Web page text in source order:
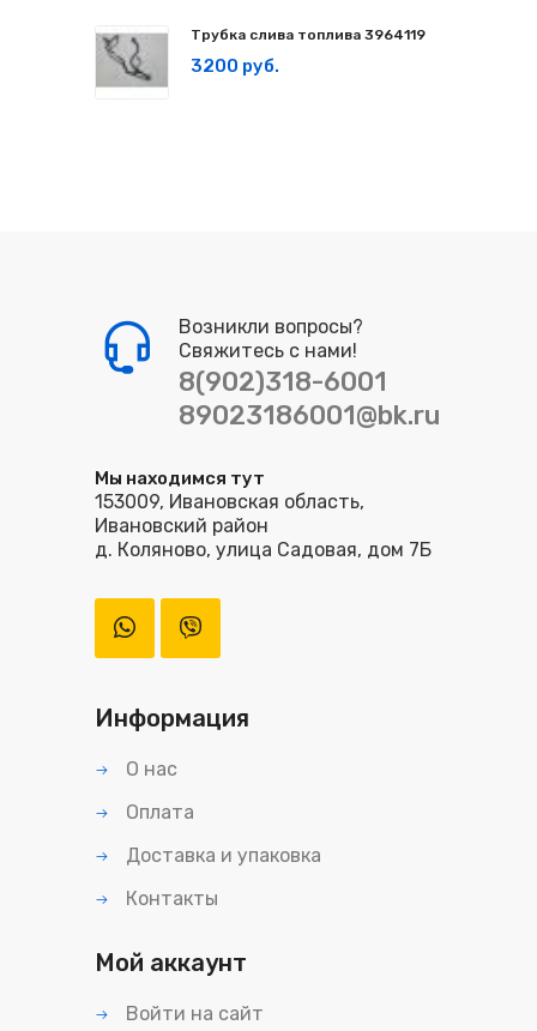
Трубка слива топлива 3964119
3200 руб.
Возникли вопросы?
Свяжитесь с нами!
8(902)318-6001
89023186001@bk.ru
Мы находимся тут
153009, Ивановская область,
Ивановский район
д. Коляново, улица Садовая, дом 7Б
Информация
О нас
Оплата
Доставка и упаковка
Контакты
Мой аккаунт
Войти на сайт